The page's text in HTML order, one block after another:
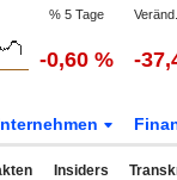
% 5 Tage
-0,60 % -
Insiders